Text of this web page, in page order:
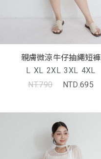
親膚微涼牛仔抽繩短褲
L XL 2XL 3XL 4XL
NT.790
NTD.695